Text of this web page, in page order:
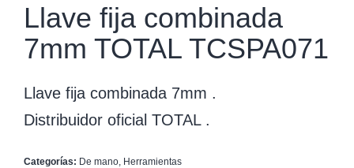
Llave fija combinada
7mm TOTAL TCSPA071
Llave fija combinada 7mm .
Distribuidor oficial TOTAL .
Categorías: De mano Herramientas